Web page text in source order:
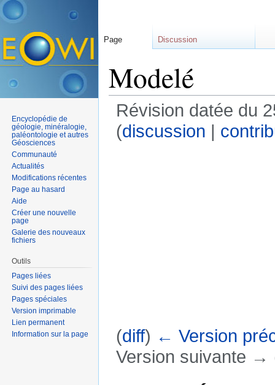
Modelé
Révision datée du
(discussion |
(diff) ← Version
Version suivante →
Page Discussion
Encyclopédie de
géologie, minéralogie,
paléontologie et autres
Géosciences
Communauté
Actualités
Modifications récentes
Page au hasard
Aide
Créer une nouvelle
page
Galerie des nouveaux
fichiers
Outils
Pages liées
Suivi des pages liées
Pages spéciales
Version imprimable
Lien permanent
Information sur la page